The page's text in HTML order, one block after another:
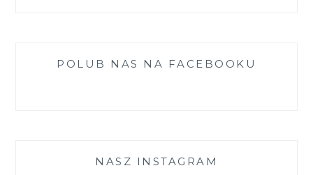
POLUB NAS NA FACEBOOKU
NASZ INSTAGRAM